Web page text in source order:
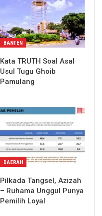
BANTEN
Kata TRUTH Soal Asal
Usul Tugu Ghoib
Pamulang
DAERAH
Pilkada Tangsel, Azizah
– Ruhama Unggul Punya
Pemilih Loyal